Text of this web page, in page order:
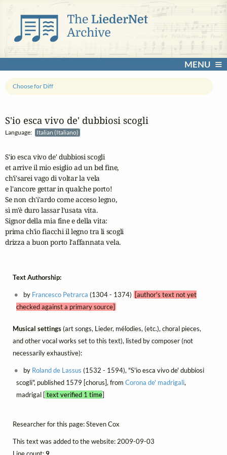
MENU
S'io esca vivo de' dubbiosi scogli
Language: Italian (Italiano)
Choose for Diff
S'io esca vivo de' dubbiosi scogli
et arrive il mio esiglio ad un bel fine,
ch'i'sarei vago di voltar la vela
e l'ancore gettar in qualche porto!
Se non ch'i'ardo come acceso legno,
sì m'è duro lassar l'usata vita.
Signor della mia fine e della vita:
prima ch'io fiacchi il legno tra li scogli
drizza a buon porto l'affannata vela.
Text Authorship:
by Francesco Petrarca (1304 - 1374) [author's text not yet
checked against a primary source]
Musical settings(art songs, Lieder, mélodies, (etc.), choral pieces,
and other vocal works set to this text), listed by composer (not
necessarily exhaustive):
by Roland de Lassus (1532 - 1594), "S'io esca vivo de' dubbiosi
scogli", published 1579 [chorus], from Corona de' madrigali,
madrigal [text verified 1 time]
Researcher for this page: Steven Cox
This text was added to the website: 2009-09-03
Line count:9